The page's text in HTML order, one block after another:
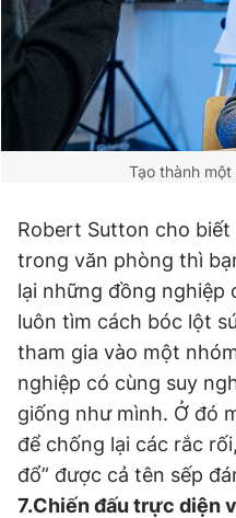
Tạo thành
Robert Sutton cho biết
trong văn phòng thì
lại những đồng nghiệp
luôn tìm cách bóc lột
tham gia vào một
nghiệp có cùng suy
giống như mình. Ở đó
để chống lại các rắc
đổ” được cả tên sếp
7.Chiến đấu trực diện